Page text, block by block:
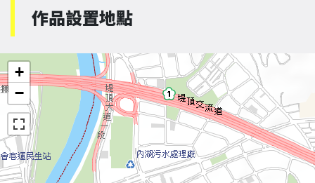
作品設置地點
+
−